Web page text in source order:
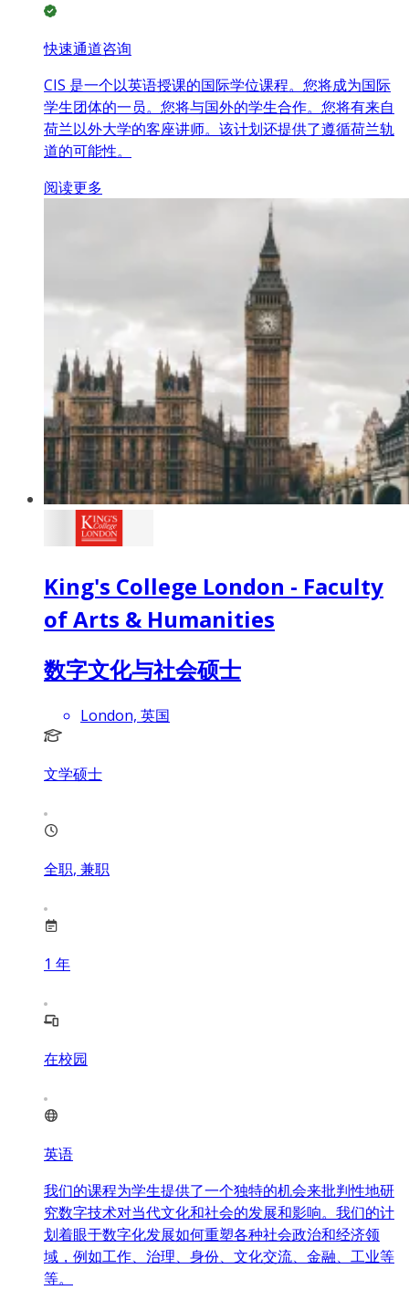
快速通道咨询
CIS 是一个以英语授课的国际学位课程。您将成为国际
学生团体的一员。您将与国外的学生合作。您将有来自
荷兰以外大学的客座讲师。该计划还提供了遵循荷兰轨
道的可能性。
阅读更多
King's College London - Faculty
of Arts & Humanities
数字文化与社会硕士
London, 英国
文学硕士
全职, 兼职
1 年
在校园
英语
我们的课程为学生提供了一个独特的机会来批判性地研
究数字技术对当代文化和社会的发展和影响。我们的计
划着眼于数字化发展如何重塑各种社会政治和经济领
域，例如工作、治理、身份、文化交流、金融、工业等
等。